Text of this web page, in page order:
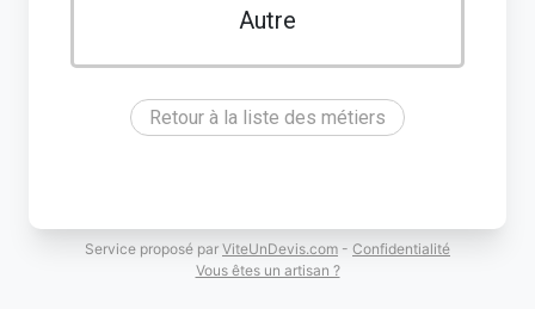
Autre
Retour à la liste des métiers
Service proposé par ViteUnDevis.com - Confidentialité
Vous êtes un artisan ?